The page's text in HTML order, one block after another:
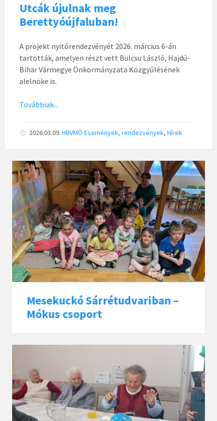
Utcák újulnak meg
Berettyóújfaluban!
A projekt nyitórendezvényét 2026. március 6-án
tartották, amelyen részt vett Bulcsu László, Hajdú-
Bihar Vármegye Önkormányzata Közgyűlésének
alelnöke is.
Továbbiak...
2026.03.09. HBVMÖ Események, rendezvények, Hírek
Mesekuckó Sárrétudvariban –
Mókus csoport